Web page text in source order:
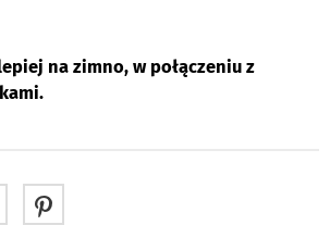
na zimno, w połączeniu z